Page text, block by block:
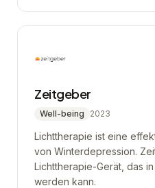
Zeitgeber
Well-being 2023
Lichttherapie ist eine
von Winterdepression.
Lichttherapie-Gerät, das
werden kann.